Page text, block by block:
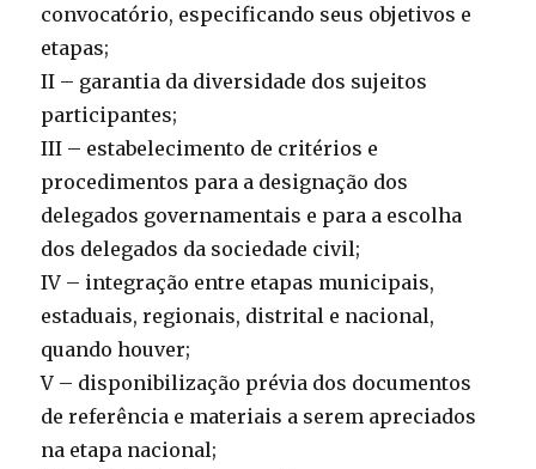
convocatório, especificando seus objetivos e
etapas;
II – garantia da diversidade dos sujeitos
participantes;
III – estabelecimento de critérios e
procedimentos para a designação dos
delegados governamentais e para a escolha
dos delegados da sociedade civil;
IV – integração entre etapas municipais,
estaduais, regionais, distrital e nacional,
quando houver;
V – disponibilização prévia dos documentos
de referência e materiais a serem apreciados
na etapa nacional;